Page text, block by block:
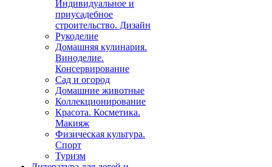
Индивидуальное и
приусадебное
строительство. Дизайн
Рукоделие
Домашняя кулинария.
Виноделие.
Консервирование
Сад и огород
Домашние животные
Коллекционирование
Красота. Косметика.
Макияж
Физическая культура.
Спорт
Туризм